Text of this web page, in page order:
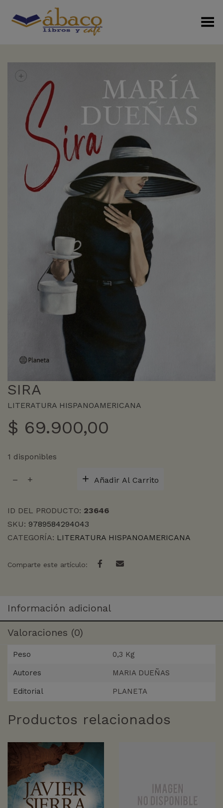
Menú Alterno
+
SIRA
LITERATURA HISPANOAMERICANA
$ 69.900,00
1 disponibles
cantidad
Añadir Al Carrito
ID DEL PRODUCTO: 23646
SKU: 9789584294043
CATEGORÍA: LITERATURA HISPANOAMERICANA
Comparte este artículo:
Información adicional
Valoraciones (0)
Peso 0,3 Kg
Autores MARIA DUEÑAS
Editorial PLANETA
Productos relacionados